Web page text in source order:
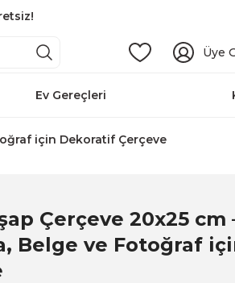
Üye
Ev Gereçleri
için Dekoratif Çerçeve
Çerçeve 20x25
Belge ve Fotoğraf